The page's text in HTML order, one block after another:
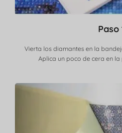
Paso
Vierta los diamantes en la
Aplica un poco de cera en